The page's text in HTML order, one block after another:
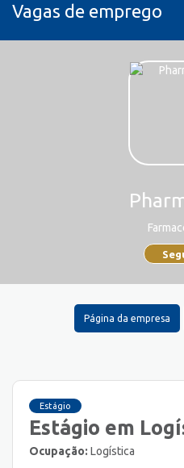
Vagas de emprego
Página da empresa
Estágio
Estágio em
Ocupação: Logística